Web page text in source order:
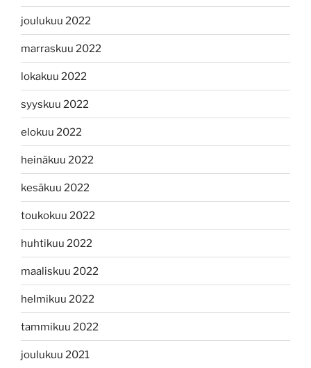
joulukuu 2022
marraskuu 2022
lokakuu 2022
syyskuu 2022
elokuu 2022
heinäkuu 2022
kesäkuu 2022
toukokuu 2022
huhtikuu 2022
maaliskuu 2022
helmikuu 2022
tammikuu 2022
joulukuu 2021